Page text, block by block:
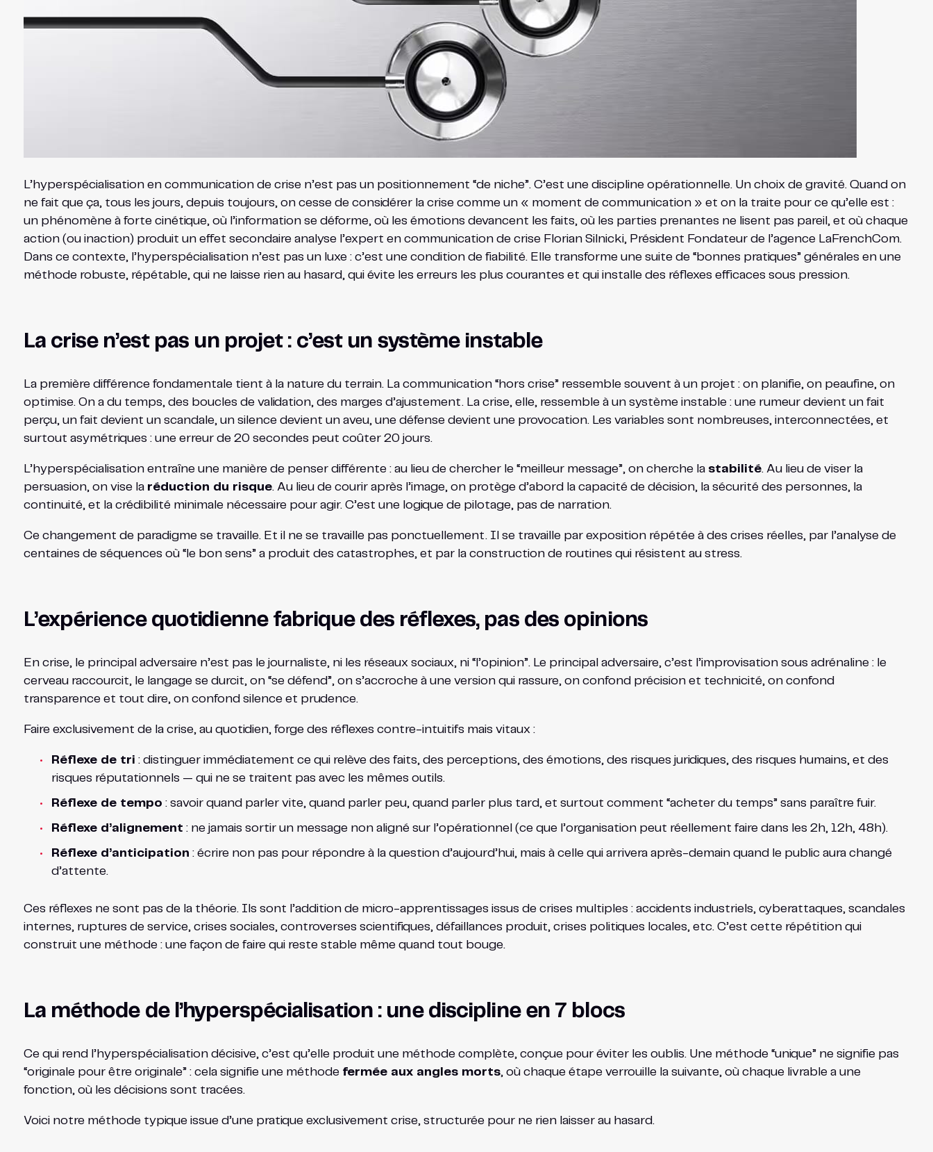
L’hyperspécialisation en communication de crise n’est pas un positionnement “de niche”. C’est une discipline opérationnelle. Un choix de gravité. Quand on
ne fait que ça, tous les jours, depuis toujours, on cesse de considérer la crise comme un « moment de communication » et on la traite pour ce qu’elle est :
un phénomène à forte cinétique, où l’information se déforme, où les émotions devancent les faits, où les parties prenantes ne lisent pas pareil, et où chaque
action (ou inaction) produit un effet secondaire analyse l’expert en communication de crise Florian Silnicki, Président Fondateur de l’agence LaFrenchCom.
Dans ce contexte, l’hyperspécialisation n’est pas un luxe : c’est une condition de fiabilité. Elle transforme une suite de “bonnes pratiques” générales en une
méthode robuste, répétable, qui ne laisse rien au hasard, qui évite les erreurs les plus courantes et qui installe des réflexes efficaces sous pression.
La crise n’est pas un projet : c’est un système instable
La première différence fondamentale tient à la nature du terrain. La communication “hors crise” ressemble souvent à un projet : on planifie, on peaufine, on
optimise. On a du temps, des boucles de validation, des marges d’ajustement. La crise, elle, ressemble à un système instable : une rumeur devient un fait
perçu, un fait devient un scandale, un silence devient un aveu, une défense devient une provocation. Les variables sont nombreuses, interconnectées, et
surtout asymétriques : une erreur de 20 secondes peut coûter 20 jours.
L’hyperspécialisation entraîne une manière de penser différente : au lieu de chercher le “meilleur message”, on cherche la stabilité. Au lieu de viser la
persuasion, on vise la réduction du risque. Au lieu de courir après l’image, on protège d’abord la capacité de décision, la sécurité des personnes, la
continuité, et la crédibilité minimale nécessaire pour agir. C’est une logique de pilotage, pas de narration.
Ce changement de paradigme se travaille. Et il ne se travaille pas ponctuellement. Il se travaille par exposition répétée à des crises réelles, par l’analyse de
centaines de séquences où “le bon sens” a produit des catastrophes, et par la construction de routines qui résistent au stress.
L’expérience quotidienne fabrique des réflexes, pas des opinions
En crise, le principal adversaire n’est pas le journaliste, ni les réseaux sociaux, ni “l’opinion”. Le principal adversaire, c’est l’improvisation sous adrénaline : le
cerveau raccourcit, le langage se durcit, on “se défend”, on s’accroche à une version qui rassure, on confond précision et technicité, on confond
transparence et tout dire, on confond silence et prudence.
Faire exclusivement de la crise, au quotidien, forge des réflexes contre-intuitifs mais vitaux :
Réflexe de tri : distinguer immédiatement ce qui relève des faits, des perceptions, des émotions, des risques juridiques, des risques humains, et des
risques réputationnels — qui ne se traitent pas avec les mêmes outils.
Réflexe de tempo : savoir quand parler vite, quand parler peu, quand parler plus tard, et surtout comment “acheter du temps” sans paraître fuir.
Réflexe d’alignement : ne jamais sortir un message non aligné sur l’opérationnel (ce que l’organisation peut réellement faire dans les 2h, 12h, 48h).
Réflexe d’anticipation : écrire non pas pour répondre à la question d’aujourd’hui, mais à celle qui arrivera après-demain quand le public aura changé
d’attente.
Ces réflexes ne sont pas de la théorie. Ils sont l’addition de micro-apprentissages issus de crises multiples : accidents industriels, cyberattaques, scandales
internes, ruptures de service, crises sociales, controverses scientifiques, défaillances produit, crises politiques locales, etc. C’est cette répétition qui
construit une méthode : une façon de faire qui reste stable même quand tout bouge.
La méthode de l’hyperspécialisation : une discipline en 7 blocs
Ce qui rend l’hyperspécialisation décisive, c’est qu’elle produit une méthode complète, conçue pour éviter les oublis. Une méthode “unique” ne signifie pas
“originale pour être originale” : cela signifie une méthode fermée aux angles morts, où chaque étape verrouille la suivante, où chaque livrable a une
fonction, où les décisions sont tracées.
Voici notre méthode typique issue d’une pratique exclusivement crise, structurée pour ne rien laisser au hasard.